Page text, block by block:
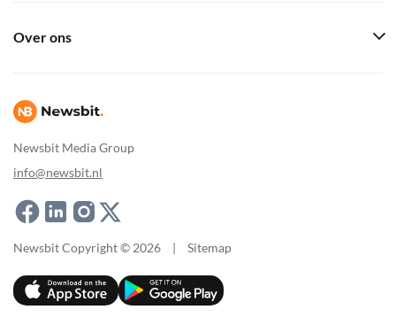
Newsbit Media Group
info@newsbit.nl
Over ons
Newsbit Copyright © 2026 | Sitemap